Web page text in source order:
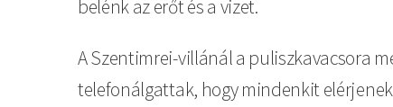
belénk az erőt és a vizet.
A Szentimrei-villánál a puliszkavacsora
telefonálgattak, hogy mindenkit